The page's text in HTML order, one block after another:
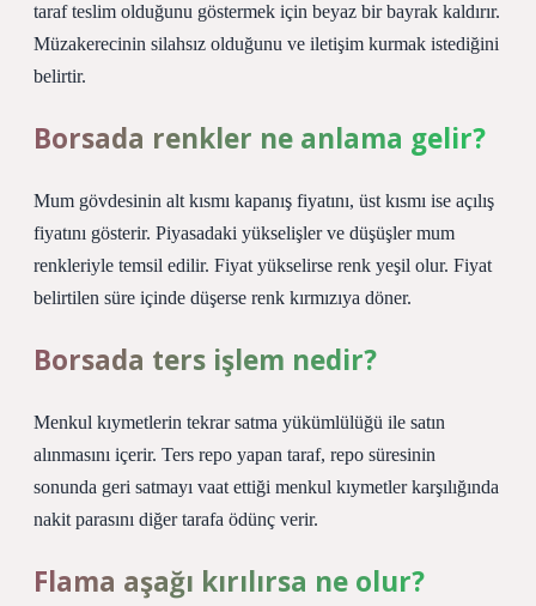
taraf teslim olduğunu göstermek için beyaz bir bayrak kaldırır.
Müzakerecinin silahsız olduğunu ve iletişim kurmak istediğini
belirtir.
Borsada renkler ne anlama gelir?
Mum gövdesinin alt kısmı kapanış fiyatını, üst kısmı ise açılış
fiyatını gösterir. Piyasadaki yükselişler ve düşüşler mum
renkleriyle temsil edilir. Fiyat yükselirse renk yeşil olur. Fiyat
belirtilen süre içinde düşerse renk kırmızıya döner.
Borsada ters işlem nedir?
Menkul kıymetlerin tekrar satma yükümlülüğü ile satın
alınmasını içerir. Ters repo yapan taraf, repo süresinin
sonunda geri satmayı vaat ettiği menkul kıymetler karşılığında
nakit parasını diğer tarafa ödünç verir.
Flama aşağı kırılırsa ne olur?